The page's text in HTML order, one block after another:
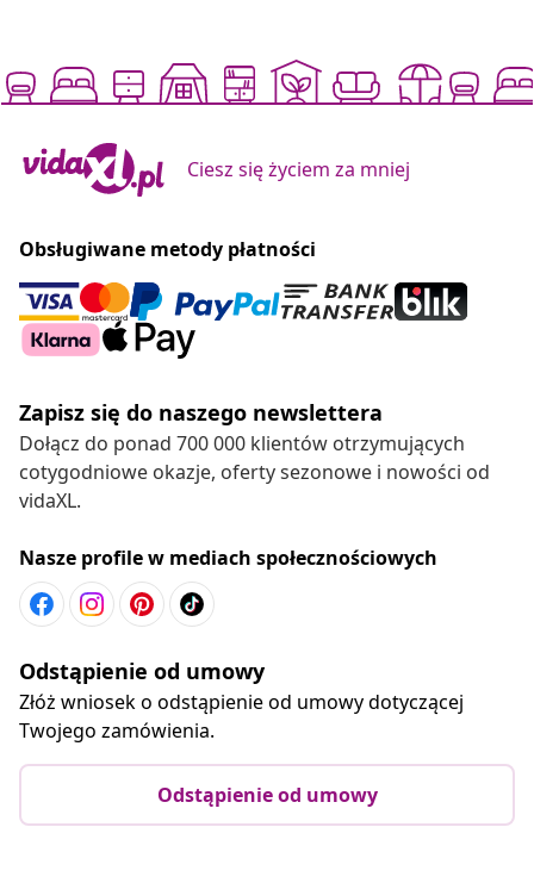
Ciesz się życiem za mniej
Obsługiwane metody płatności
Zapisz się do naszego newslettera
Dołącz do ponad 700 000 klientów otrzymujących
cotygodniowe okazje, oferty sezonowe i nowości od
vidaXL.
Nasze profile w mediach społecznościowych
Odstąpienie od umowy
Złóż wniosek o odstąpienie od umowy dotyczącej
Twojego zamówienia.
Odstąpienie od umowy